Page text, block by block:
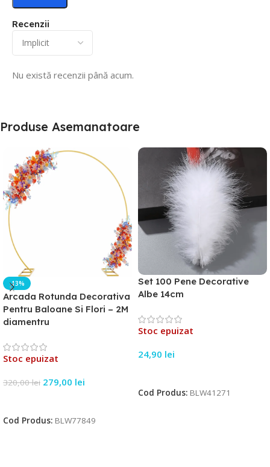
Recenzii
Nu există recenzii până acum.
Produse Asemanatoare
-13%
Arcada Rotunda Decorativa
Pentru Baloane Si Flori – 2M
diamentru
Stoc epuizat
320,00lei 279,00 lei
Cod Produs: BLW77849
Set 100 Pene Decorative
Albe 14cm
Stoc epuizat
24,90 lei
Cod Produs: BLW41271